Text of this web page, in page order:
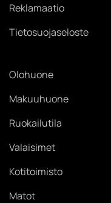
Reklamaatio
Tietosuojaseloste
Olohuone
Makuuhuone
Ruokailutila
Valaisimet
Kotitoimisto
Matot